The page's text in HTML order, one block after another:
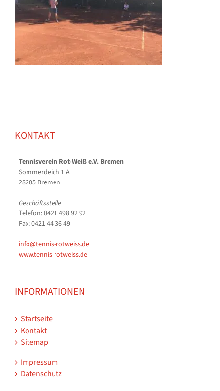
KONTAKT
Tennisverein Rot-Weiß e.V. Bremen
Sommerdeich 1 A
28205 Bremen
Geschäftsstelle
Telefon: 0421 498 92 92
Fax: 0421 44 36 49
info@tennis-rotweiss.de
www.tennis-rotweiss.de
INFORMATIONEN
Startseite
Kontakt
Sitemap
Impressum
Datenschutz